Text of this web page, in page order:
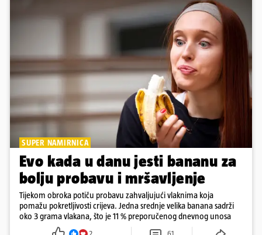
SUPER NAMIRNICA
Evo kada u danu jesti bananu za
bolju probavu i mršavljenje
Tijekom obroka potiču probavu zahvaljujući vlaknima koja
pomažu pokretljivosti crijeva. Jedna srednje velika banana sadrži
oko 3 grama vlakana, što je 11 % preporučenog dnevnog unosa